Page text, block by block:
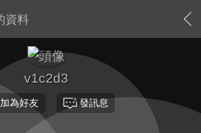
資料
v1c2d3
加為好友 發訊息